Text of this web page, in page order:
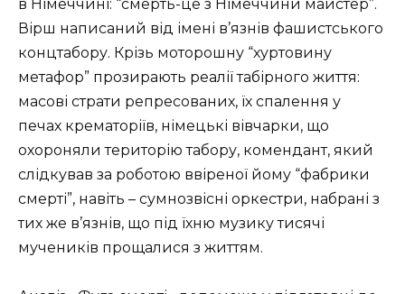
в Німеччині: “смерть-це з Німеччини майстер”.
Вірш написаний від імені в’язнів фашистського
концтабору. Крізь моторошну “хуртовину
метафор” прозирають реалії табірного життя:
масові страти репресованих, їх спалення у
печах крематоріїв, німецькі вівчарки, що
охороняли територію табору, комендант, який
слідкував за роботою ввіреної йому “фабрики
смерті”, навіть – сумнозвісні оркестри, набрані з
тих же в’язнів, що під їхню музику тисячі
мучеників прощалися з життям.